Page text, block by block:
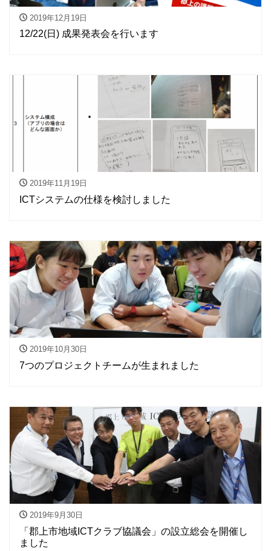
2019年12月19日
12/22(日) 成果発表会を行います
2019年11月19日
ICTシステムの仕様を検討しました
2019年10月30日
7つのプロジェクトチームが生まれました
2019年9月30日
「郡上市地域ICTクラブ協議会」の設立総会を開催し
ました